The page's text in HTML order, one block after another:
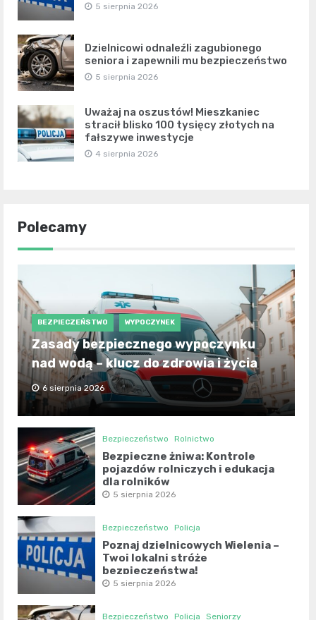
5 sierpnia 2026
Dzielnicowi odnaleźli zagubionego
seniora i zapewnili mu bezpieczeństwo
5 sierpnia 2026
Uważaj na oszustów! Mieszkaniec
stracił blisko 100 tysięcy złotych na
fałszywe inwestycje
4 sierpnia 2026
Polecamy
BEZPIECZEŃSTWO WYPOCZYNEK
Zasady bezpiecznego wypoczynku
nad wodą – klucz do zdrowia i życia
6 sierpnia 2026
Bezpieczeństwo Rolnictwo
Bezpieczne żniwa: Kontrole
pojazdów rolniczych i edukacja
dla rolników
5 sierpnia 2026
Bezpieczeństwo Policja
Poznaj dzielnicowych Wielenia –
Twoi lokalni stróże
bezpieczeństwa!
5 sierpnia 2026
Bezpieczeństwo Policja Seniorzy